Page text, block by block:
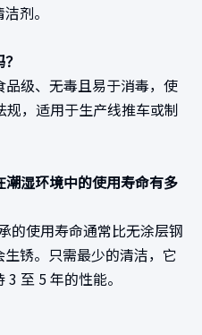
剂。
品级、无毒且易于消毒，使
规，适用于生产线推车或制
潮湿环境中的使用寿命有多
的使用寿命通常比无涂层钢
锈。只需最少的清洁，它
至 5 年的性能。